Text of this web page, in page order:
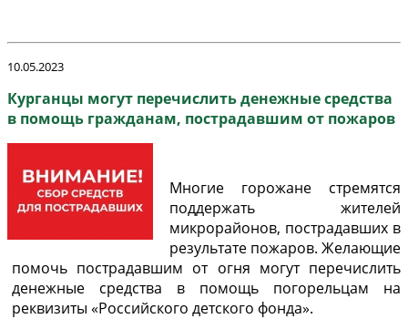
10.05.2023
Курганцы могут перечислить денежные средства
в помощь гражданам, пострадавшим от пожаров
Многие горожане стремятся
поддержать жителей
микрорайонов, пострадавших в
результате пожаров. Желающие
помочь пострадавшим от огня могут перечислить
денежные средства в помощь погорельцам на
реквизиты «Российского детского фонда».